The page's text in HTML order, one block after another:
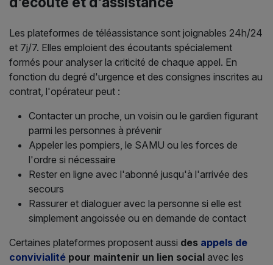
Les plateformes de téléassistance sont joignables 24h/24
et 7j/7. Elles emploient des écoutants spécialement
formés pour analyser la criticité de chaque appel. En
fonction du degré d'urgence et des consignes inscrites au
contrat, l'opérateur peut :
Contacter un proche, un voisin ou le gardien figurant
parmi les personnes à prévenir
Appeler les pompiers, le SAMU ou les forces de
l'ordre si nécessaire
Rester en ligne avec l'abonné jusqu'à l'arrivée des
secours
Rassurer et dialoguer avec la personne si elle est
simplement angoissée ou en demande de contact
Certaines plateformes proposent aussi des appels de
convivialité pour maintenir un lien social avec les